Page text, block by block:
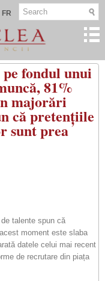
FR
fondul unui
81%
majorări
că pretențiile
sunt prea
talente spun că
moment este slaba
datele celui mai recent
de recrutare din piața